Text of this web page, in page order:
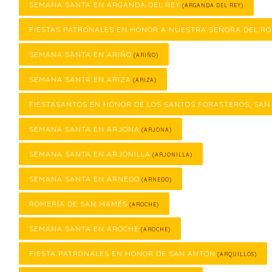
SEMANA SANTA EN ARGANDA DEL REY (ARGANDA DEL REY)
FIESTAS PATRONALES EN HONOR A NUESTRA SEÑORA DEL
SEMANA SANTA EN ARIÑO (ARIÑO)
SEMANA SANTA EN ARIZA (ARIZA)
FIESTASANTOS EN HONOR DE LOS SANTOS FORASTEROS,
SEMANA SANTA EN ARJONA (ARJONA)
SEMANA SANTA EN ARJONILLA (ARJONILLA)
SEMANA SANTA EN ARNEDO (ARNEDO)
ROMERÍA DE SAN MAMÉS (AROCHE)
SEMANA SANTA EN AROCHE (AROCHE)
FIESTA PATRONALES EN HONOR DE SAN ANTÓN (ARQUILLOS)